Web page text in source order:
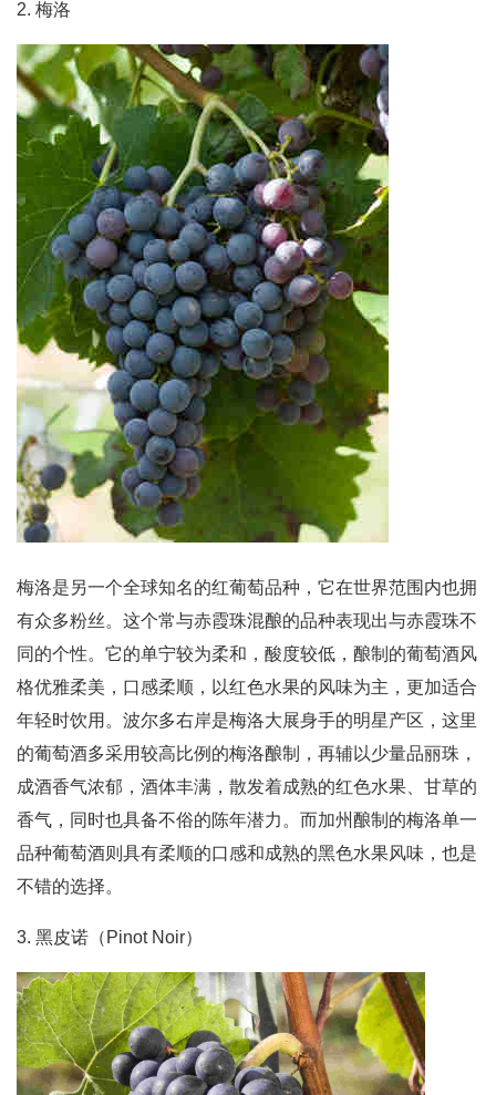
2. 梅洛
梅洛是另一个全球知名的红葡萄品种，它在世界范围内也拥
有众多粉丝。这个常与赤霞珠混酿的品种表现出与赤霞珠不
同的个性。它的单宁较为柔和，酸度较低，酿制的葡萄酒风
格优雅柔美，口感柔顺，以红色水果的风味为主，更加适合
年轻时饮用。波尔多右岸是梅洛大展身手的明星产区，这里
的葡萄酒多采用较高比例的梅洛酿制，再辅以少量品丽珠，
成酒香气浓郁，酒体丰满，散发着成熟的红色水果、甘草的
香气，同时也具备不俗的陈年潜力。而加州酿制的梅洛单一
品种葡萄酒则具有柔顺的口感和成熟的黑色水果风味，也是
不错的选择。
3. 黑皮诺（Pinot Noir）